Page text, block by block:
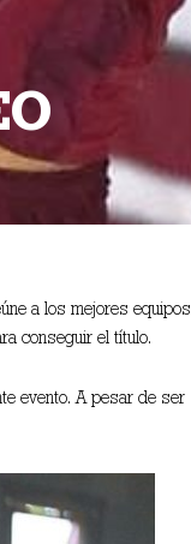
a los mejores equipos
conseguir el título.
evento. A pesar de ser